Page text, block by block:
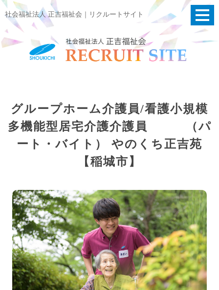
社会福祉法人 正吉福祉会｜リクルートサイト
グループホーム介護員/看護小規模
多機能型居宅介護介護員 （パ
ート・バイト） やのくち正吉苑
【稲城市】